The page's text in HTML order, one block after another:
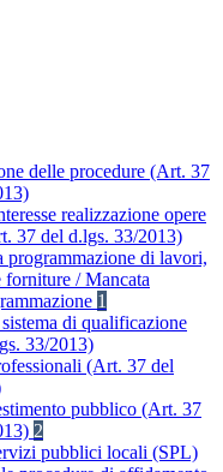
delle procedure (Art. 37
realizzazione opere
37 del d.lgs. 33/2013)
di lavori,
forniture / Mancata
1
di qualificazione
33/2013)
(Art. 37 del
pubblico (Art. 37
2
pubblici locali (SPL)